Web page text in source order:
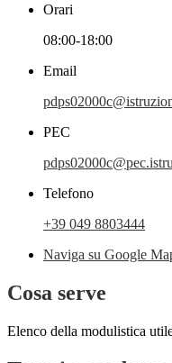
Orari
08:00-18:00
Email
PEC
Telefono
+39 049 8803444
Naviga su Google
Cosa serve
Elenco della modulistica